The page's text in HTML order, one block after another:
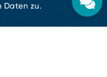
Daten zu.